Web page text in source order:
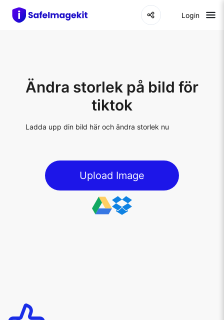
Login
Ändra storlek på bild för
tiktok
Ladda upp din bild här och ändra storlek nu
Upload Image